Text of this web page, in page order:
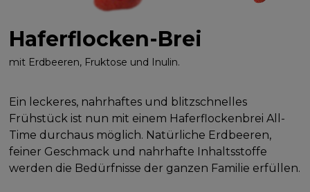
Haferflocken-Brei
mit Erdbeeren, Fruktose und Inulin.
Ein leckeres, nahrhaftes und blitzschnelles
Frühstück ist nun mit einem Haferflockenbrei All-
Time durchaus möglich. Natürliche Erdbeeren,
feiner Geschmack und nahrhafte Inhaltsstoffe
werden die Bedürfnisse der ganzen Familie erfüllen.